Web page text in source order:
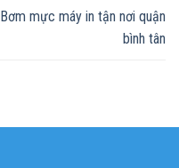
Bơm mực máy in tận nơi quận
bình tân